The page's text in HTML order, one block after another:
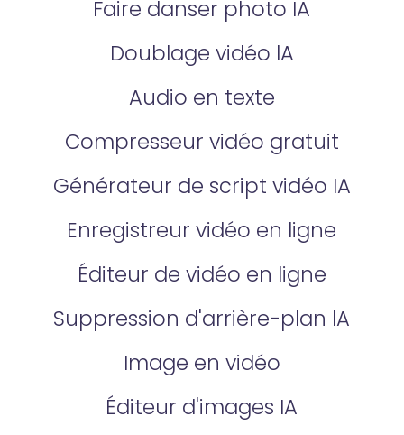
Faire danser photo IA
Doublage vidéo lA
Audio en texte
Compresseur vidéo gratuit
Générateur de script vidéo IA
Enregistreur vidéo en ligne
Éditeur de vidéo en ligne
Suppression d'arrière-plan lA
Image en vidéo
Éditeur d'images IA